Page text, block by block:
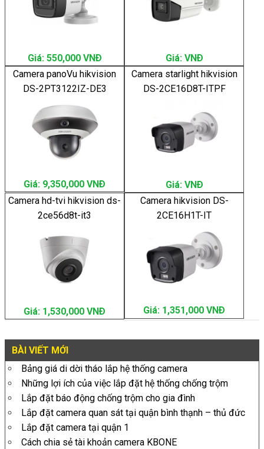
Giá: 550,000 VNÐ
Giá: VNÐ
Camera panoVu hikvision
DS-2PT3122IZ-DE3
Giá: 9,350,000 VNÐ
Camera starlight hikvision
DS-2CE16D8T-ITPF
Giá: VNÐ
Camera hd-tvi hikvision ds-
2ce56d8t-it3
Giá: 1,530,000 VNÐ
Camera hikvision DS-
2CE16H1T-IT
Giá: 1,351,000 VNÐ
BÀI VIẾT MỚI
Bảng giá di dời tháo lắp hệ thống camera
Những lợi ích của việc lắp đặt hệ thống chống trộm
Lắp đặt báo động chống trộm cho gia đình
Lắp đặt camera quan sát tại quận bình thạnh – thủ đức
Lắp đặt camera tại quận 1
Cách chia sẻ tài khoản camera KBONE